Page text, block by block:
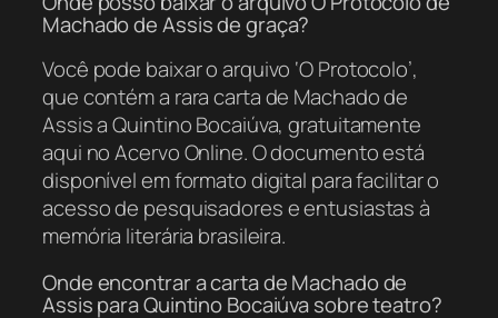
Machado de Assis de graça?
Você pode baixar o arquivo ‘O Protocolo’,
que contém a rara carta de Machado de
Assis a Quintino Bocaiúva, gratuitamente
aqui no Acervo Online. O documento está
disponível em formato digital para facilitar o
acesso de pesquisadores e entusiastas à
memória literária brasileira.
Onde encontrar a carta de Machado de
Assis para Quintino Bocaiúva sobre teatro?